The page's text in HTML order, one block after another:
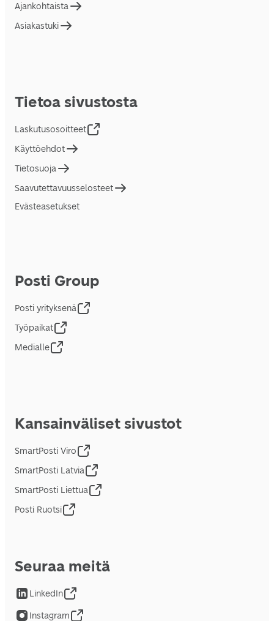
Ajankohtaista
Asiakastuki
Tietoa sivustosta
Laskutusosoitteet
Käyttöehdot
Tietosuoja
Saavutettavuusselosteet
Evästeasetukset
Posti Group
Posti yrityksenä
Työpaikat
Medialle
Kansainväliset sivustot
SmartPosti Viro
SmartPosti Latvia
SmartPosti Liettua
Posti Ruotsi
Seuraa meitä
LinkedIn
Instagram